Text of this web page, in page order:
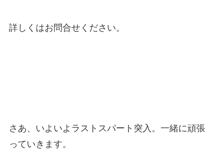
詳しくはお問合せください。
さあ、いよいよラストスパート突入。一緒に頑張
っていきます。